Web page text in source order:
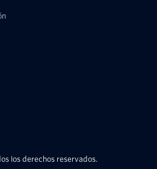
los derechos reservados.